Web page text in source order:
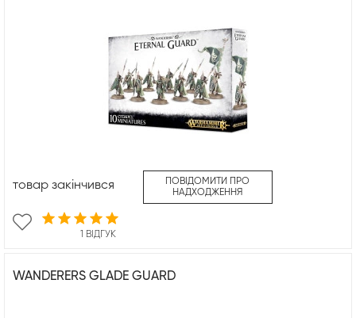
1 ВІДГУК
товар закінчився
ПОВІДОМИТИ ПРО
НАДХОДЖЕННЯ
WANDERERS GLADE GUARD